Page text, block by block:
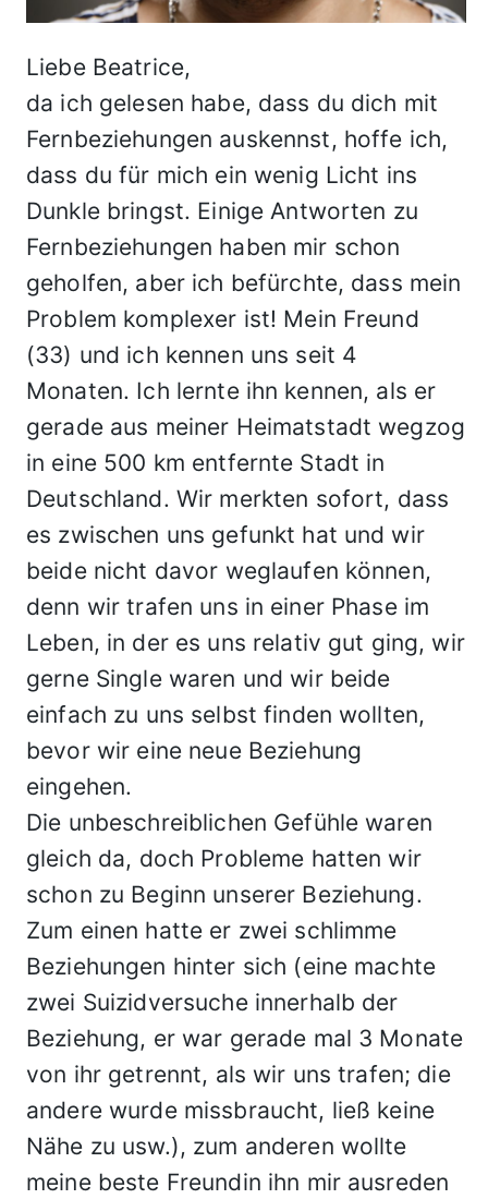
Liebe Beatrice,
da ich gelesen habe, dass du dich mit
Fernbeziehungen auskennst, hoffe ich,
dass du für mich ein wenig Licht ins
Dunkle bringst. Einige Antworten zu
Fernbeziehungen haben mir schon
geholfen, aber ich befürchte, dass mein
Problem komplexer ist! Mein Freund
(33) und ich kennen uns seit 4
Monaten. Ich lernte ihn kennen, als er
gerade aus meiner Heimatstadt wegzog
in eine 500 km entfernte Stadt in
Deutschland. Wir merkten sofort, dass
es zwischen uns gefunkt hat und wir
beide nicht davor weglaufen können,
denn wir trafen uns in einer Phase im
Leben, in der es uns relativ gut ging, wir
gerne Single waren und wir beide
einfach zu uns selbst finden wollten,
bevor wir eine neue Beziehung
eingehen.
Die unbeschreiblichen Gefühle waren
gleich da, doch Probleme hatten wir
schon zu Beginn unserer Beziehung.
Zum einen hatte er zwei schlimme
Beziehungen hinter sich (eine machte
zwei Suizidversuche innerhalb der
Beziehung, er war gerade mal 3 Monate
von ihr getrennt, als wir uns trafen; die
andere wurde missbraucht, ließ keine
Nähe zu usw.), zum anderen wollte
meine beste Freundin ihn mir ausreden